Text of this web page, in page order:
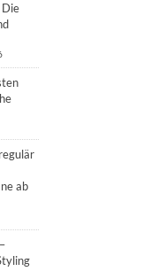
Die
ab